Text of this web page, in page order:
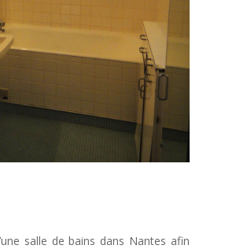
salle de bains dans Nantes afin